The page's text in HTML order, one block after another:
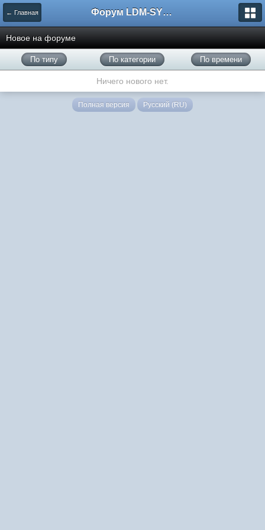
← Главная Форум LDM-SYSTEMS
Новое на форуме
По типу По категории По времени
Ничего нового нет.
Полная версия Русский (RU)